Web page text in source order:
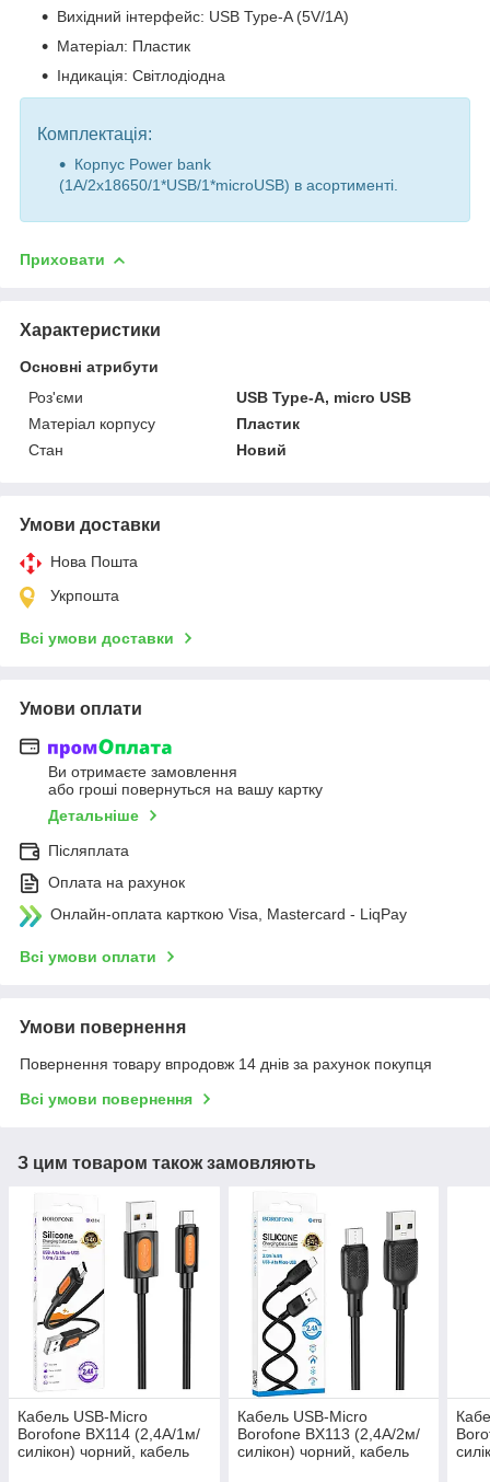
Вихідний інтерфейс: USB Type-A (5V/1A)
Матеріал: Пластик
Індикація: Світлодіодна
Комплектація:
Корпус Power bank
(1A/2х18650/1*USB/1*microUSB) в асортименті.
Приховати
Характеристики
Основні атрибути
Роз'єми
USB Type-A, micro USB
Матеріал корпусу
Пластик
Стан
Новий
Умови доставки
Нова Пошта
Укрпошта
Всі умови доставки
Умови оплати
Ви отримаєте замовлення
або гроші повернуться на вашу картку
Детальніше
Післяплата
Оплата на рахунок
Онлайн-оплата карткою Visa, Mastercard - LiqPay
Всі умови оплати
Умови повернення
Повернення товару впродовж 14 днів за рахунок покупця
Всі умови повернення
З цим товаром також замовляють
Кабель USB-Micro
Borofone BX114 (2,4A/1м/
силікон) чорний, кабель
Кабель USB-Micro
Borofone BX113 (2,4А/2м/
силікон) чорний, кабель